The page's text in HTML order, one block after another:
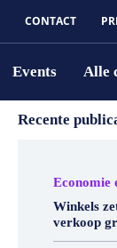
CONTACT
Events Alle
Recente
Economie
Winkels
verkoop